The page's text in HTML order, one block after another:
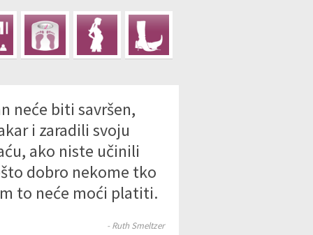
neće biti savršen,
i zaradili svoju
ako niste učinili
dobro nekome tko
to neće moći platiti.
- Ruth Smeltzer